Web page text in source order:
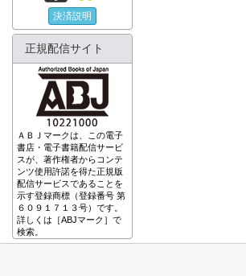
決済説明
正規配信サイト
ＡＢＪマークは、この電子
書店・電子書籍配信サービ
スが、著作権者からコンテ
ンツ使用許諾を得た正規版
配信サービスであることを
示す登録商標（登録番号 第
６０９１７１３号）です。
詳しくは［ABJマーク］で
検索。